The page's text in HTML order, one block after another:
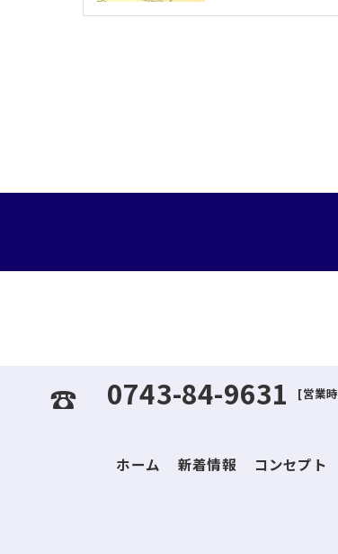
0743-84-9631 [営業
ホーム 新着情報 コンセプト